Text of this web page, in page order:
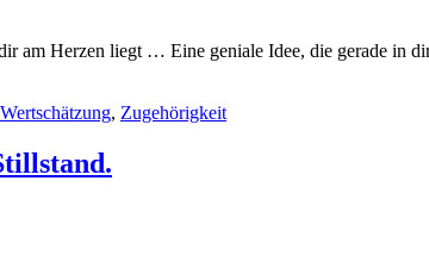
am Herzen liegt … Eine geniale Idee, die gerade in
Wertschätzung, Zugehörigkeit